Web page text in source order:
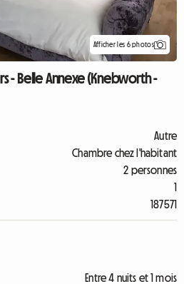
Afficher les 6 photos
- Belle Annexe (Knebworth -
Autre
Chambre chez l'habitant
2 personnes
1
187571
Entre 4 nuits et 1 mois